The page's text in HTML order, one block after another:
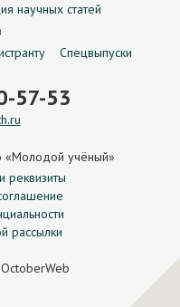
научных статей
Спецвыпуски
57-53
«Молодой учёный»
реквизиты
рассылки
OctoberWeb